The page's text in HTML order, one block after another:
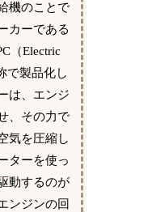
機のことで
カーである
（Electric
で製品化し
は、エンジ
、その力で
気を圧縮し
ターを使っ
動するのが
ンジンの回